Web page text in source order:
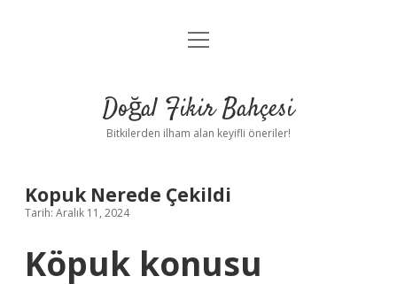
Anasayfa
Yasal Uyarı
menüyü
Doğal Fikir Bahçesi
Bitkilerden ilham alan keyifli öneriler!
Kopuk Nerede Çekildi
Tarih: Aralık 11, 2024
Köpuk konusu